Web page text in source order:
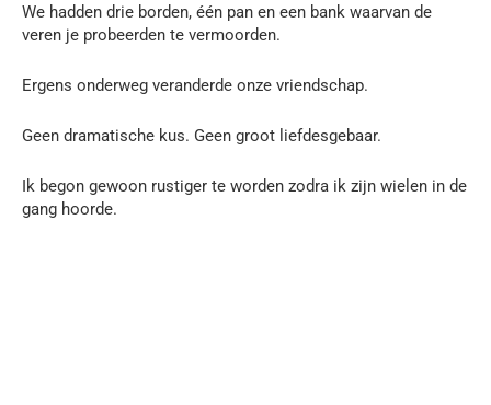
We hadden drie borden, één pan en een bank waarvan de
veren je probeerden te vermoorden.
Ergens onderweg veranderde onze vriendschap.
Geen dramatische kus. Geen groot liefdesgebaar.
Ik begon gewoon rustiger te worden zodra ik zijn wielen in de
gang hoorde.